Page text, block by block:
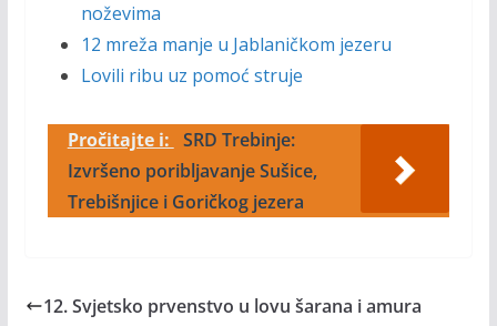
noževima
12 mreža manje u Jablaničkom jezeru
Lovili ribu uz pomoć struje
Pročitajte i: SRD Trebinje:
Izvršeno poribljavanje Sušice,
Trebišnjice i Goričkog jezera
12. Svjetsko prvenstvo u lovu šarana i amura